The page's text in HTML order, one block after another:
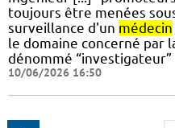
toujours être menées
surveillance d'un médecin
le domaine concerné par
dénommé “investigateur”
10/06/2026 16:50